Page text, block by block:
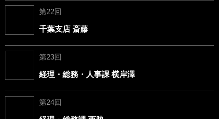
第22回
千葉支店 斎藤
第23回
経理・総務・人事課 横岸澤
第24回